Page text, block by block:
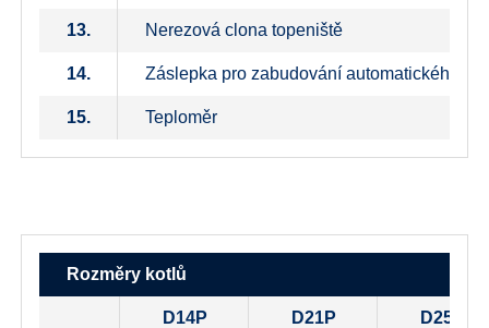
13. Nerezová clona topeniště
14. Záslepka pro zabudování automatického
15. Teploměr
Rozměry kotlů
D14P D21P D25P